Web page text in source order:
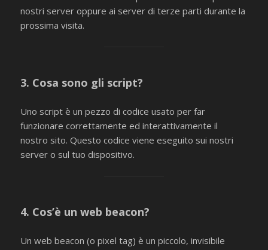
nostri server oppure ai server di terze parti durante la
prossima visita.
3. Cosa sono gli script?
Uno script è un pezzo di codice usato per far
funzionare correttamente ed interattivamente il
nostro sito. Questo codice viene eseguito sui nostri
server o sul tuo dispositivo.
4. Cos’è un web beacon?
Un web beacon (o pixel tag) è un piccolo, invisibile